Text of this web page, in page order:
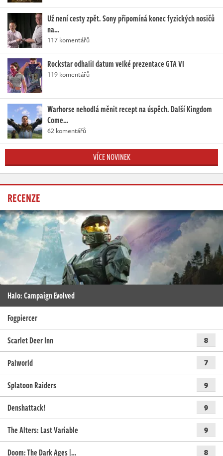
Už není cesty zpět. Sony připomíná konec fyzických nosičů
na…
117 komentářů
Rockstar odhalil datum velké prezentace GTA VI
119 komentářů
Warhorse nehodlá měnit recept na úspěch. Další Kingdom
Come…
62 komentářů
VÍCE NOVINEK
RECENZE
Halo: Campaign Evolved
Fogpiercer
Scarlet Deer Inn
8
Palworld 7
Splatoon Raiders 9
Denshattack! 9
The Alters: Last Variable 9
Doom: The Dark Ages |… 8